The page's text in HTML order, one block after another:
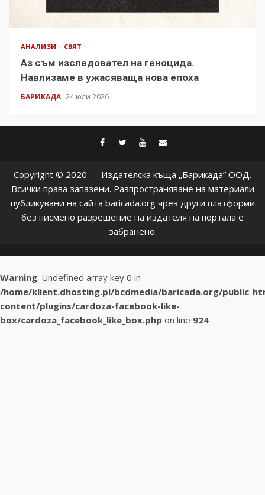
АНАЛИЗИ СВЯТ
Аз съм изследовател на геноцида.
Навлизаме в ужасяваща нова епоха
БАРИКАДА 24 юли 2026
facebook
twitter
youtube
Copyright © 2020 — Издателска къща „Барикада” ООД.
Всички права запазени. Разпространяване на материали
публикувани на сайта baricada.org чрез други платформи
без писмено разрешение на издателя на портала е
забранено.
Warning: Undefined array key 0 in
/home/klient.dhosting.pl/bcdmedia/baricada.org/
content/plugins/cardoza-facebook-like-
box/cardoza_facebook_like_box.php on line 924